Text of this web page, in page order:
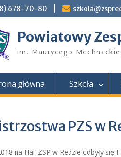
678-70-80
Powiatowy
im. Maurycego
główna Szkoła
PZS w
na Hali ZSP w Redzie odbyły się